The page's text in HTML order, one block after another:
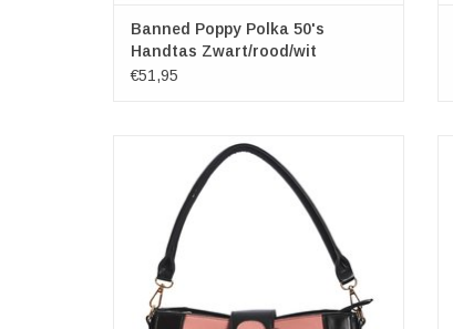
Banned Poppy Polka 50's
Handtas Zwart/rood/wit
€51,95
Evening Primrose 1960's Baguette tas
Oudroze-Zwart
Afmetingen: (bxhbd) ong. 28cm x 16cm x
TOEVOEGEN AAN WINKELWAGEN